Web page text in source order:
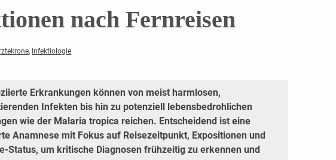
nach Fernreisen
, Infektiologie
Erkrankungen können von meist harmlosen,
Infekten bis hin zu potenziell lebensbedrohlichen
wie der Malaria tropica reichen. Entscheidend ist eine
Anamnese mit Fokus auf Reisezeitpunkt, Expositionen und
Status, um kritische Diagnosen frühzeitig zu erkennen und